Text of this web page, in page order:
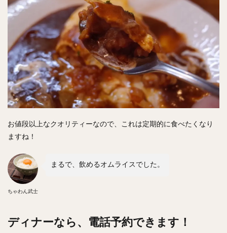
お値段以上なクオリティーなので、これは定期的に食べたくなり
ますね！
ちゃわん武士
まるで、飲めるオムライスでした。
ディナーなら、電話予約できます！